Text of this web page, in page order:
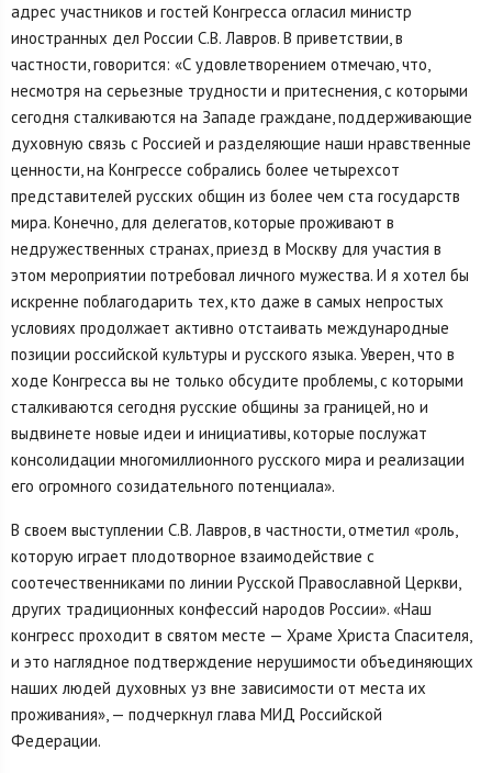
адрес участников и гостей Конгресса огласил министр
иностранных дел России С.В. Лавров. В приветствии, в
частности, говорится: «С удовлетворением отмечаю, что,
несмотря на серьезные трудности и притеснения, с которыми
сегодня сталкиваются на Западе граждане, поддерживающие
духовную связь с Россией и разделяющие наши нравственные
ценности, на Конгрессе собрались более четырехсот
представителей русских общин из более чем ста государств
мира. Конечно, для делегатов, которые проживают в
недружественных странах, приезд в Москву для участия в
этом мероприятии потребовал личного мужества. И я хотел бы
искренне поблагодарить тех, кто даже в самых непростых
условиях продолжает активно отстаивать международные
позиции российской культуры и русского языка. Уверен, что в
ходе Конгресса вы не только обсудите проблемы, с которыми
сталкиваются сегодня русские общины за границей, но и
выдвинете новые идеи и инициативы, которые послужат
консолидации многомиллионного русского мира и реализации
его огромного созидательного потенциала».
В своем выступлении С.В. Лавров, в частности, отметил «роль,
которую играет плодотворное взаимодействие с
соотечественниками по линии Русской Православной Церкви,
других традиционных конфессий народов России». «Наш
конгресс проходит в святом месте — Храме Христа Спасителя,
и это наглядное подтверждение нерушимости объединяющих
наших людей духовных уз вне зависимости от места их
проживания», — подчеркнул глава МИД Российской
Федерации.